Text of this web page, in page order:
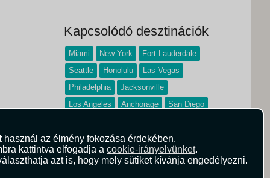
használ az élmény fokozása érdekében.
kattintva elfogadja a cookie-irányelvünket.
azt is, hogy mely sütiket kívánja engedélyezni.
Kapcsolódó desztinációk
Miami New York
Fort Lauderdale
Seattle
Honolulu
Las Vegas
Philadelphia
Jacksonville
Los Angeles
Anchorage
San Diego
Baltimore